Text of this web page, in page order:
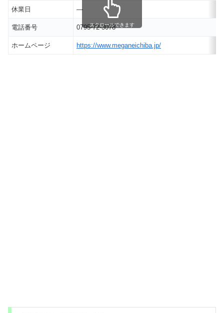
休業日 ―
電話番号 0795-72-3078
ホームページ https://www.meganeichiba.jp/
スクロールできます